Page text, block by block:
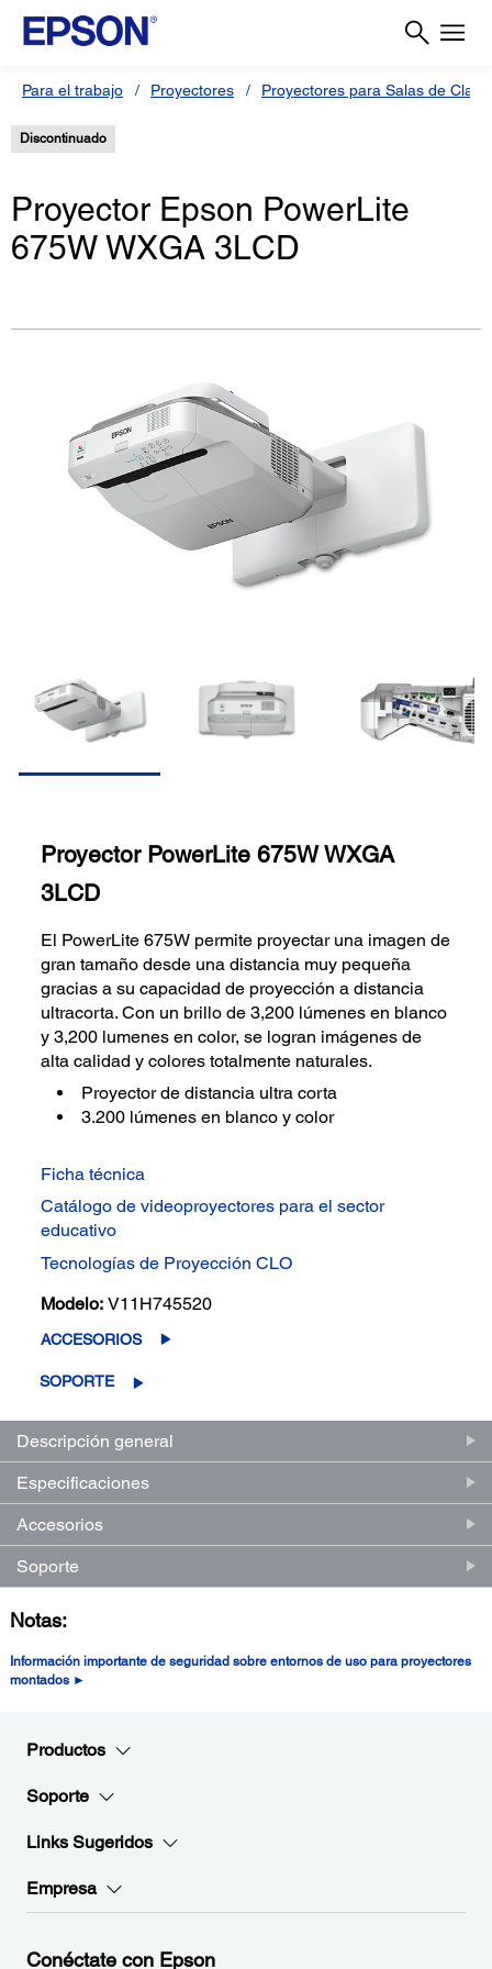
Para el trabajo Proyectores Proyectores para Salas de
Discontinuado
Proyector Epson PowerLite
675W WXGA 3LCD
Proyector PowerLite 675W WXGA
3LCD
El PowerLite 675W permite proyectar una imagen de
gran tamaño desde una distancia muy pequeña
gracias a su capacidad de proyección a distancia
ultracorta. Con un brillo de 3,200 lúmenes en blanco
y 3,200 lumenes en color, se logran imágenes de
alta calidad y colores totalmente naturales.
Proyector de distancia ultra corta
3.200 lúmenes en blanco y color
Ficha técnica
Catálogo de videoproyectores para el sector
educativo
Tecnologías de Proyección CLO
Modelo: V11H745520
ACCESORIOS
SOPORTE
Descripción general
Especificaciones
Accesorios
Soporte
Notas:
Información importante de seguridad sobre entornos de uso para proyectores
montados ►
Productos
Soporte
Links Sugeridos
Empresa
Conéctate con Epson